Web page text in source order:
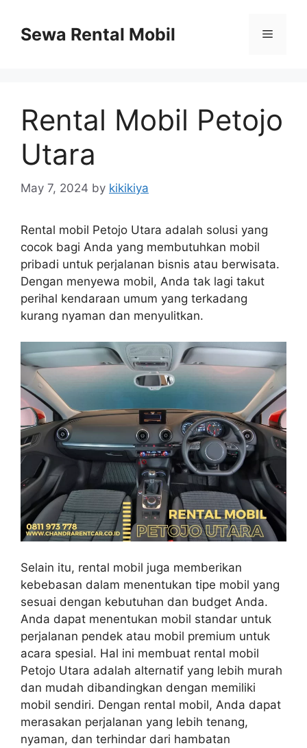
contentSewa Rental Mobil Menu
Rental Mobil Petojo
Utara
May 7, 2024 by kikikiya
Rental mobil Petojo Utara adalah solusi yang
cocok bagi Anda yang membutuhkan mobil
pribadi untuk perjalanan bisnis atau berwisata.
Dengan menyewa mobil, Anda tak lagi takut
perihal kendaraan umum yang terkadang
kurang nyaman dan menyulitkan.
Selain itu, rental mobil juga memberikan
kebebasan dalam menentukan tipe mobil yang
sesuai dengan kebutuhan dan budget Anda.
Anda dapat menentukan mobil standar untuk
perjalanan pendek atau mobil premium untuk
acara spesial. Hal ini membuat rental mobil
Petojo Utara adalah alternatif yang lebih murah
dan mudah dibandingkan dengan memiliki
mobil sendiri. Dengan rental mobil, Anda dapat
merasakan perjalanan yang lebih tenang,
nyaman, dan terhindar dari hambatan